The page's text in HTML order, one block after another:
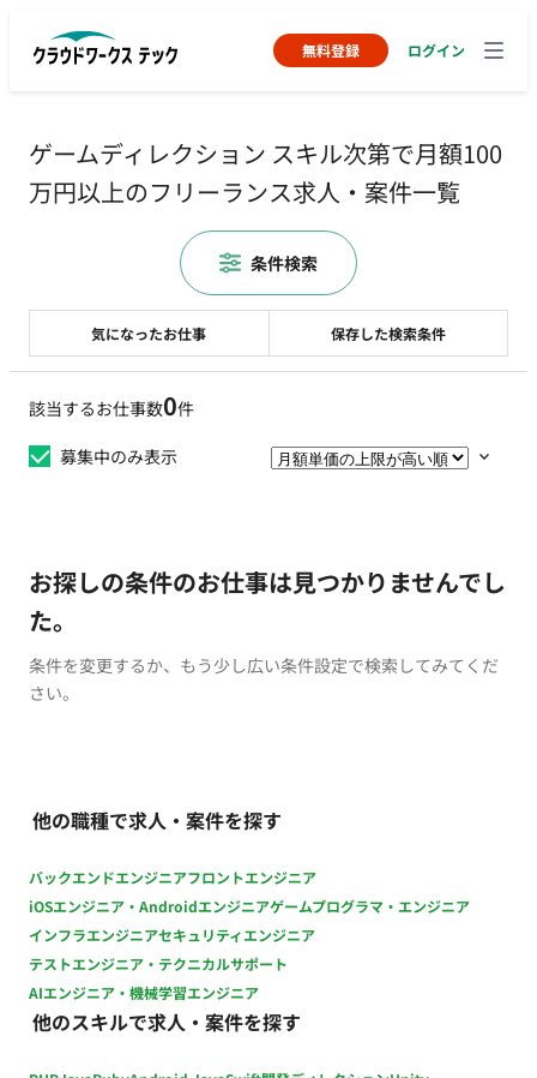
無料登録 ログイン
ゲームディレクション スキル次第で月額100
万円以上のフリーランス求人・案件一覧
該当するお仕事数0件
募集中のみ表示
お探しの条件のお仕事は見つかりませんでし
た。
条件を変更するか、もう少し広い条件設定で検索してみてくだ
さい。
他の職種で求人・案件を探す
バックエンドエンジニアフロントエンジニア
iOSエンジニア・Androidエンジニアゲームプログラマ・エンジニア
インフラエンジニアセキュリティエンジニア
テストエンジニア・テクニカルサポート
AIエンジニア・機械学習エンジニア
他のスキルで求人・案件を探す
気になったお仕事 保存した検索条件
条件検索